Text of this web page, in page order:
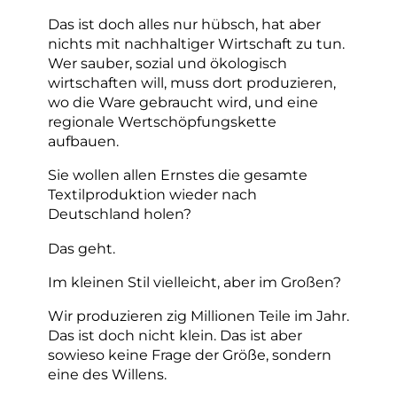
Das ist doch alles nur hübsch, hat aber
nichts mit nachhaltiger Wirtschaft zu tun.
Wer sauber, sozial und ökologisch
wirtschaften will, muss dort produzieren,
wo die Ware gebraucht wird, und eine
regionale Wertschöpfungskette
aufbauen.
Sie wollen allen Ernstes die gesamte
Textilproduktion wieder nach
Deutschland holen?
Das geht.
Im kleinen Stil vielleicht, aber im Großen?
Wir produzieren zig Millionen Teile im Jahr.
Das ist doch nicht klein. Das ist aber
sowieso keine Frage der Größe, sondern
eine des Willens.